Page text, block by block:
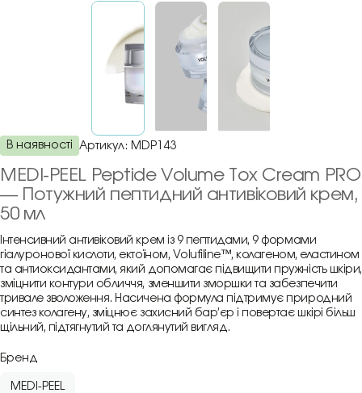
В наявності Артикул: MDP143
MEDI-PEEL Peptide Volume Tox Cream PRO
— Потужний пептидний антивіковий крем,
50 мл
Інтенсивний антивіковий крем із 9 пептидами, 9 формами
гіалуронової кислоти, ектоїном, Volufiline™, колагеном, еластином
та антиоксидантами, який допомагає підвищити пружність шкіри,
зміцнити контури обличчя, зменшити зморшки та забезпечити
тривале зволоження. Насичена формула підтримує природний
синтез колагену, зміцнює захисний бар’єр і повертає шкірі більш
щільний, підтягнутий та доглянутий вигляд.
Бренд
MEDI-PEEL